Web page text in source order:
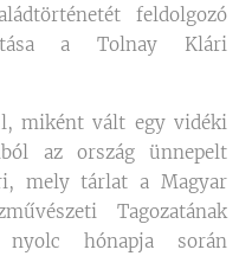
feldolgozó
a Tolnay Klári
miként vált egy vidéki
az ország ünnepelt
mely tárlat a Magyar
Tagozatának
nyolc hónapja során